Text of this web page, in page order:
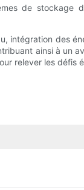
de stockage
intégration des
ainsi à un
relever les défis